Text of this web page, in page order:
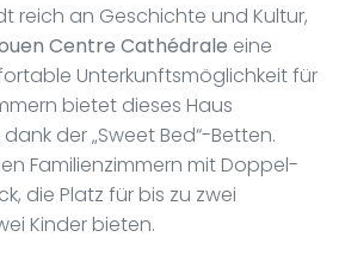
reich an Geschichte und Kultur,
Centre Cathédrale eine
Unterkunftsmöglichkeit für
bietet dieses Haus
der „Sweet Bed“-Betten.
Familienzimmern mit Doppel-
die Platz für bis zu zwei
Kinder bieten.